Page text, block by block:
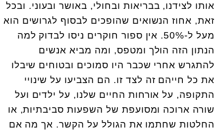
אותו לצידנו, בבריאות ובחולי, באושר ובעוני. ובכל
זאת, אחוז הנשואים שהופכים לבסוף לגרושים הוא
מעל ל-50%. אין ספור חוקרים ניסו לבדוק למה
הנתון הזה הולך ומטפס, ומה מביא אנשים
להתגרש אחרי שכבר היו סמוכים ובטוחים שיבלו
את כל חייהם זה לצד זו. הם הצביעו על שינויי
התקופה, על אורחות החיים שלנו, על ילדים ועל
שורה ארוכה ומסועפת של השפעות סביבתיות, או
החלטות שחתמו את הגולל על הקשר. אך מה אם